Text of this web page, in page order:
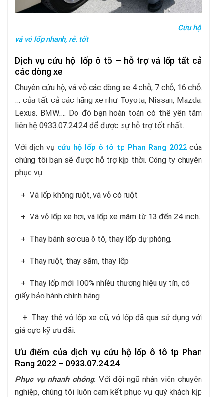
Cứu hộ
vá vỏ lốp nhanh, rẻ. tốt
Dịch vụ cứu hộ lốp ô tô – hỗ trợ vá lốp tất cả
các dòng xe
Chuyên cứu hộ, vá vỏ các dòng xe 4 chỗ, 7 chỗ, 16 chỗ,
… của tất cả các hãng xe như Toyota, Nissan, Mazda,
Lexus, BMW,… Do đó bạn hoàn toàn có thể yên tâm
liên hệ 0933.07.24.24 để được sự hỗ trợ tốt nhất.
Với dịch vụ cứu hộ lốp ô tô tp Phan Rang 2022của
chúng tôi bạn sẽ được hỗ trợ kịp thời. Công ty chuyên
phục vụ:
+ Vá lốp không ruột, vá vỏ có ruột
+ Vá vỏ lốp xe hơi, vá lốp xe mâm từ 13 đến 24 inch.
+ Thay bánh sơ cua ô tô, thay lốp dự phòng.
+ Thay ruột, thay săm, thay lốp
+ Thay lốp mới 100% nhiều thương hiệu uy tín, có
giấy bảo hành chính hãng.
+ Thay thế vỏ lốp xe cũ, vỏ lốp đã qua sử dụng với
giá cực kỹ ưu đãi.
Ưu điểm của dịch vụ cứu hộ lốp ô tô tp Phan
Rang 2022 – 0933.07.24.24
Phục vụ nhanh chóng: Với đội ngũ nhân viên chuyên
nghiệp, chúng tôi luôn cam kết phục vụ quý khách kịp